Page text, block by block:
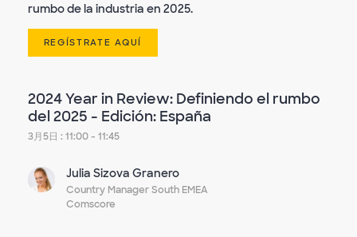
rumbo de la industria en 2025.
REGÍSTRATE AQUÍ
2024 Year in Review: Definiendo el rumbo
del 2025 - Edición: España
3月5日 : 11:00 - 11:45
Julia Sizova Granero
Country Manager South EMEA
Comscore